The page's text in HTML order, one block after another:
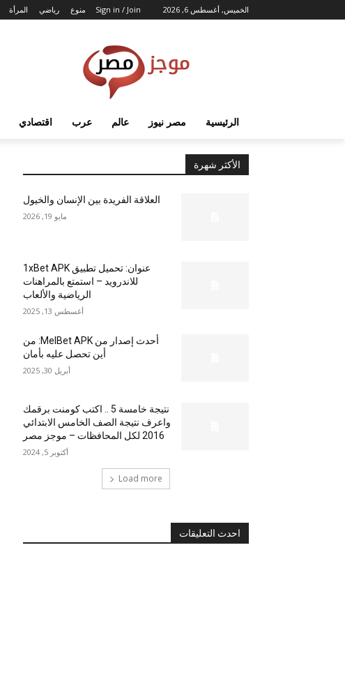
الخميس, أغسطس 6, 2026 Sign in / Join المرأة رياضي منوع
الرئيسية مصر نيوز عالم عرب اقتصادي
الأكثر شهرة
العلاقة الفريدة بين الإنسان والخيول
مايو 19, 2026
عنوان: تحميل تطبيق 1xBet APK
للاندرويد – استمتع بالمراهنات
الرياضية والألعاب
أغسطس 13, 2025
أحدث إصدار من MelBet APK: من
أين تحصل عليه بأمان
أبريل 30, 2025
نتيجة خامسة 5 .. اكتب كومنت برقمك
واعرف نتيجة الصف الخامس الابتدائي
2016 لكل المحافظات – موجز مصر
أكتوبر 5, 2024
Load more
احدث التعليقات